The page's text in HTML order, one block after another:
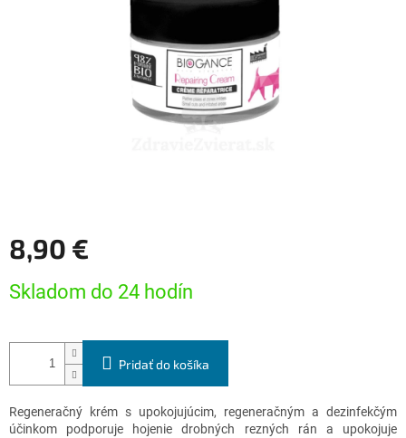
8,90 €
cena:
Skladom do 24 hodín
Pridať do košíka
Regeneračný krém s upokojujúcim, regeneračným a dezinfekčým
účinkom podporuje hojenie drobných rezných rán a upokojuje